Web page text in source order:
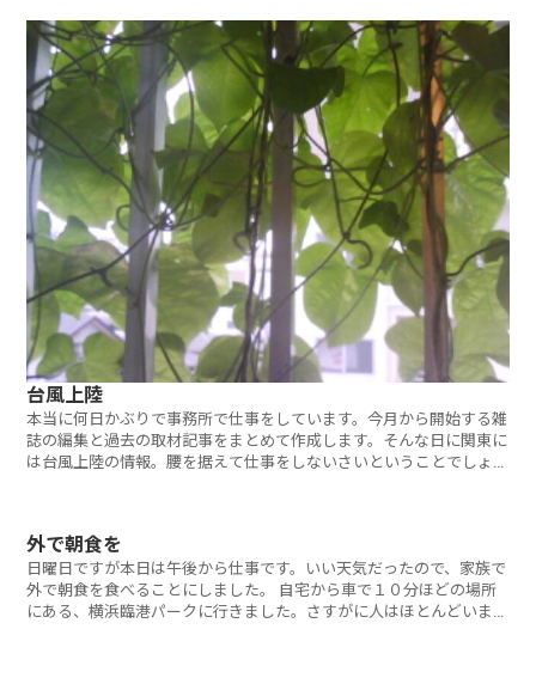
台風上陸
本当に何日かぶりで事務所で仕事をしています。今月から開始する雑
誌の編集と過去の取材記事をまとめて作成します。そんな日に関東に
は台風上陸の情報。腰を据えて仕事をしないさいということでしょう
外で朝食を
日曜日ですが本日は午後から仕事です。いい天気だったので、家族で
外で朝食を食べることにしました。 自宅から車で１０分ほどの場所
にある、横浜臨港パークに行きました。さすがに人はほとんどいませ